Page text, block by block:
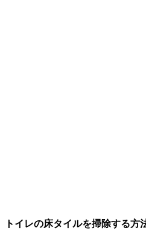
トイレの床タイルを掃除する方